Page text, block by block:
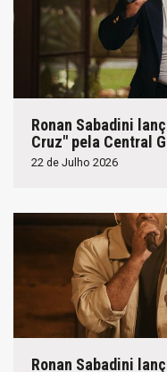
Ronan Sabadini
Cruz" pela Central
22 de Julho 2026
Ronan Sabadini